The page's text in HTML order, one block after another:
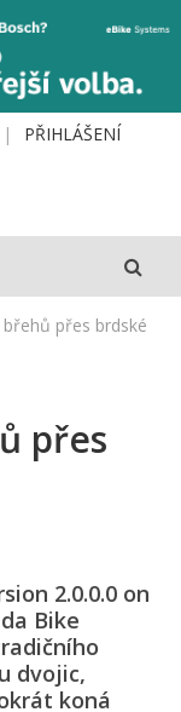
PŘIHLÁŠENÍ
přes brdské
přes
2.0.0.0 on
Bike
dvojic,
koná